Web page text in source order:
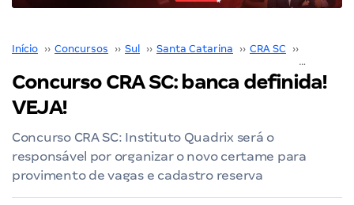
Início ›› Concursos ›› Sul ›› Santa Catarina ›› CRA SC ››
Concurso CRA SC: banca definida!
VEJA!
Concurso CRA SC: Instituto Quadrix será o
responsável por organizar o novo certame para
provimento de vagas e cadastro reserva